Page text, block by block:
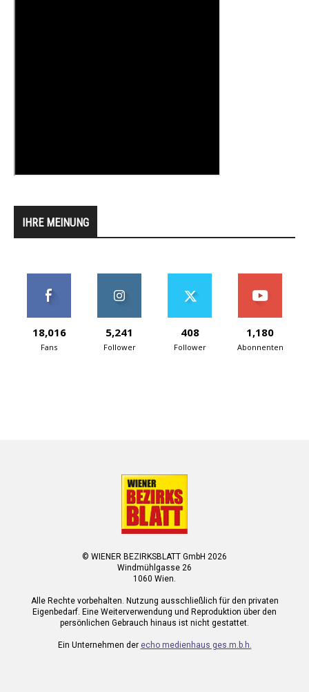
IHRE MEINUNG
18,016
Fans
5,241
Follower
408
Follower
1,180
Abonnenten
© WIENER BEZIRKSBLATT GmbH 2026
Windmühlgasse 26
1060 Wien.
Alle Rechte vorbehalten. Nutzung ausschließlich für den privaten
Eigenbedarf. Eine Weiterverwendung und Reproduktion über den
persönlichen Gebrauch hinaus ist nicht gestattet.
Ein Unternehmen der echo medienhaus ges.m.b.h.